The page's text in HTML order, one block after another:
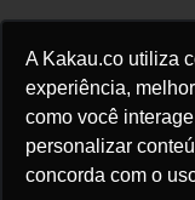
A Kakau.co utiliza
experiência,
como você
personalizar
concorda com o
Entenda